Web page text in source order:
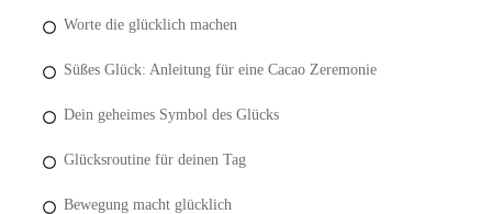
Worte die glücklich machen
Süßes Glück: Anleitung für eine Cacao Zeremonie
Dein geheimes Symbol des Glücks
Glücksroutine für deinen Tag
Bewegung macht glücklich